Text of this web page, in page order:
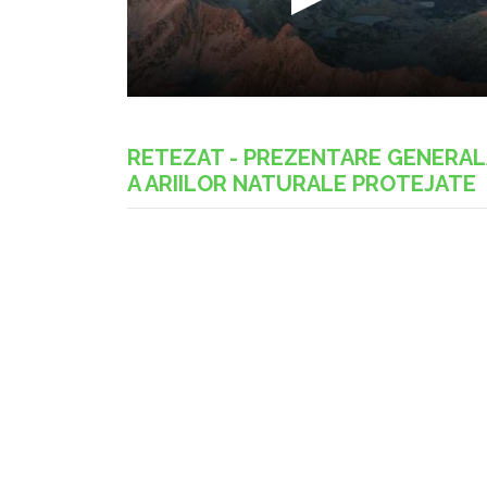
RETEZAT - PREZENTARE
A ARIILOR NATURALE PROTEJATE